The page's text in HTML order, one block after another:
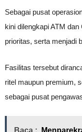
Sebagai pusat
kini dilengkapi ATM
prioritas, serta menjadi
Fasilitas tersebut
ritel maupun premium,
sebagai pusat
Baca :